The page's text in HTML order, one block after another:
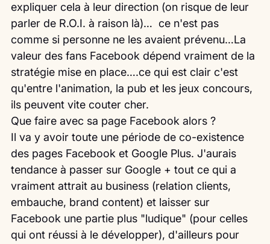
expliquer cela à leur direction (on risque de leur
parler de R.O.I. à raison là)…  ce n'est pas
comme si personne ne les avaient prévenu…La
valeur des fans Facebook dépend vraiment de la
stratégie mise en place….ce qui est clair c'est
qu'entre l'animation, la pub et les jeux concours,
ils peuvent vite couter cher.
Que faire avec sa page Facebook alors ?
Il va y avoir toute une période de co-existence
des pages Facebook et Google Plus. J'aurais
tendance à passer sur Google + tout ce qui a
vraiment attrait au business (relation clients,
embauche, brand content) et laisser sur
Facebook une partie plus "ludique" (pour celles
qui ont réussi à le développer), d'ailleurs pour